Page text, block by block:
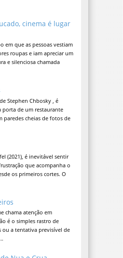
cinema é lugar
em que as pessoas vestiam
roupas e iam apreciar um
e silenciosa chamada
Stephen Chbosky , é
porta de um restaurante
paredes cheias de fotos de
(2021), é inevitável sentir
que acompanha o
os primeiros cortes. O
chama atenção em
é o simples rastro de
ou a tentativa previsível de